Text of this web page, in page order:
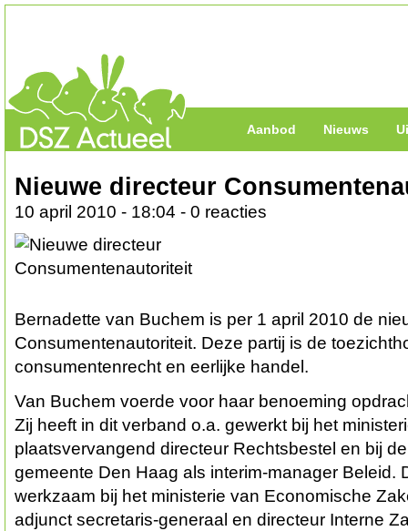
Aanbod Nieuws
Nieuwe directeur
10 april 2010 - 18:04 - 0 reacties
Bernadette van Buchem is per 1 april 2010 de
Consumentenautoriteit. Deze partij is de
consumentenrecht en eerlijke handel.
Van Buchem voerde voor haar benoeming
Zij heeft in dit verband o.a. gewerkt bij het
plaatsvervangend directeur Rechtsbestel en bij
gemeente Den Haag als interim-manager Beleid.
werkzaam bij het ministerie van Economische
adjunct secretaris-generaal en directeur Interne